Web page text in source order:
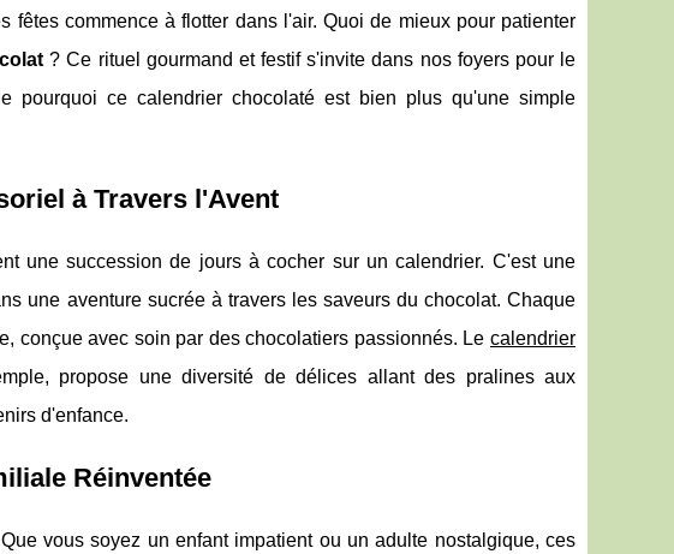
fêtes commence à flotter dans l'air. Quoi de mieux pour patienter
? Ce rituel gourmand et festif s'invite dans nos foyers pour le
pourquoi ce calendrier chocolaté est bien plus qu'une simple
à Travers l'Avent
une succession de jours à cocher sur un calendrier. C'est une
une aventure sucrée à travers les saveurs du chocolat. Chaque
conçue avec soin par des chocolatiers passionnés. Le calendrier
propose une diversité de délices allant des pralines aux
d'enfance.
Réinventée
vous soyez un enfant impatient ou un adulte nostalgique, ces